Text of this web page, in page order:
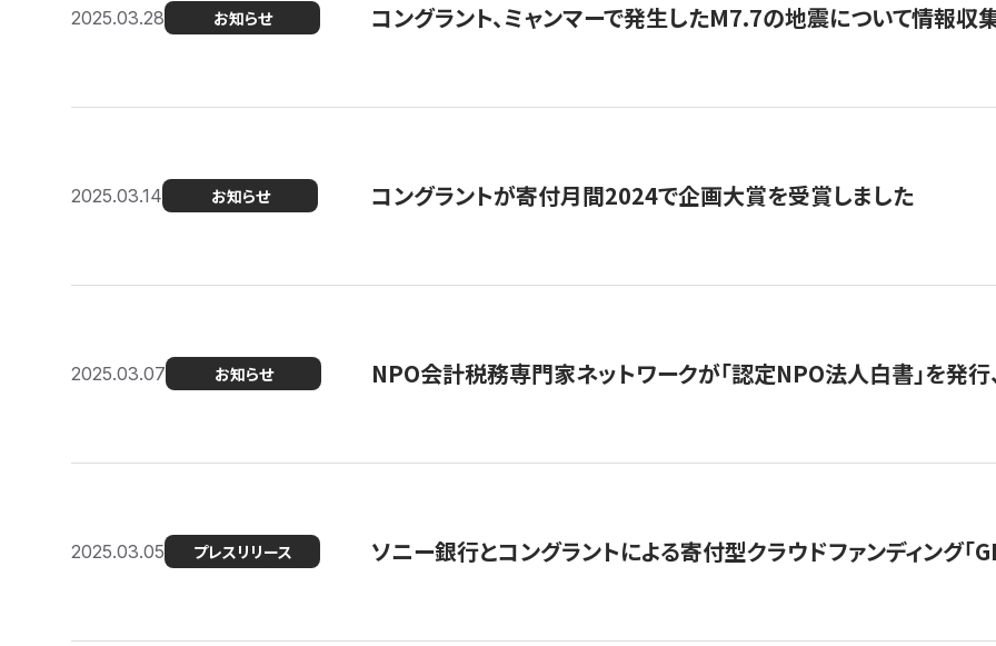
2025.03.28 お知らせ コングラント、ミャンマーで発生したM7.7の地震について情報収
2025.03.14 お知らせ コングラントが寄付月間2024で企画大賞を受賞しました
2025.03.07 お知らせ NPO会計税務専門家ネットワークが「認定NPO法人白書」を発
2025.03.05 プレスリリース ソニー銀行とコングラントによる寄付型クラウドファンディング